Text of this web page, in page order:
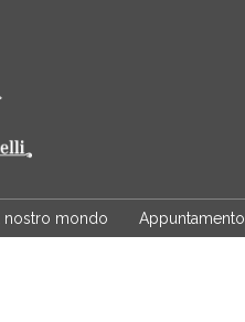
Il nostro mondo Appuntamento